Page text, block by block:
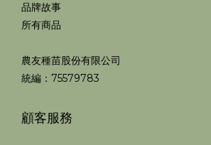
品牌故事
所有商品
農友種苗股份有限公司
統編：75579783
顧客服務